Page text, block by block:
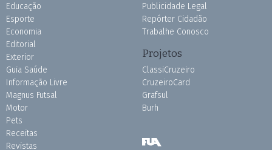
Educação
Esporte
Economia
Editorial
Exterior
Guia Saúde
Informação Livre
Magnus Futsal
Motor
Pets
Receitas
Revistas
Publicidade Legal
Repórter Cidadão
Trabalhe Conosco
Projetos
ClassiCruzeiro
CruzeiroCard
Grafsul
Burh